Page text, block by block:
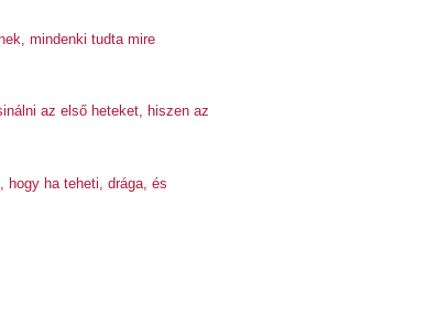
mindenki tudta mire
az első heteket, hiszen az
ha teheti, drága, és